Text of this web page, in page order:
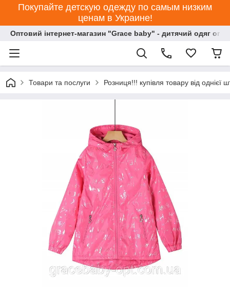
Покупайте детскую одежду по самым низким
ценам в Украине!
Оптовий інтернет-магазин "Grace baby" - дитячий одяг
Товари та послуги Розниця!!! купівля товару від однієї